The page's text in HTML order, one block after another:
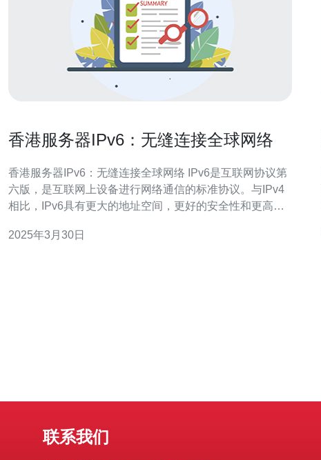
香港服务器IPv6：无缝连接全球网络
香港服务器IPv6：无缝连接全球网络 IPv6是互联网协议第
六版，是互联网上设备进行网络通信的标准协议。与IPv4
相比，IPv6具有更大的地址空间，更好的安全性和更高的
联网的可持续发展至关重要。 香港作为全球金融中心和互
2025年3月30日
联系我们